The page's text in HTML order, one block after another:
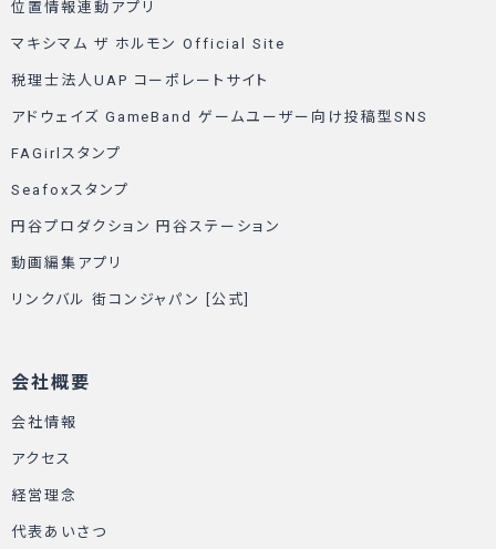
位置情報連動アプリ
マキシマム ザ ホルモン Official Site
税理士法人UAP コーポレートサイト
アドウェイズ GameBand ゲームユーザー向け投稿型SNS
FAGirlスタンプ
Seafoxスタンプ
円谷プロダクション 円谷ステーション
動画編集アプリ
リンクバル 街コンジャパン [公式]
会社概要
会社情報
アクセス
経営理念
代表あいさつ